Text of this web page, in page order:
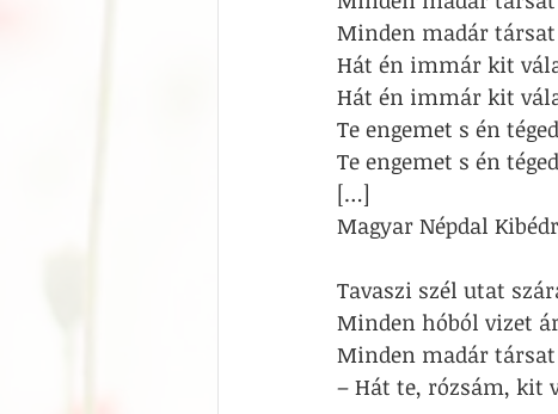
Minden madár
Hát én immár kit
Hát én immár kit
Te engemet s én
Te engemet s én
[…]
Magyar Népdal
Tavaszi szél utat
Minden hóból vizet
Minden madár
– Hát te, rózsám, kit